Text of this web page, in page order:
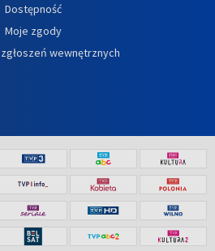
Dostępność
Moje zgody
wewnętrznych